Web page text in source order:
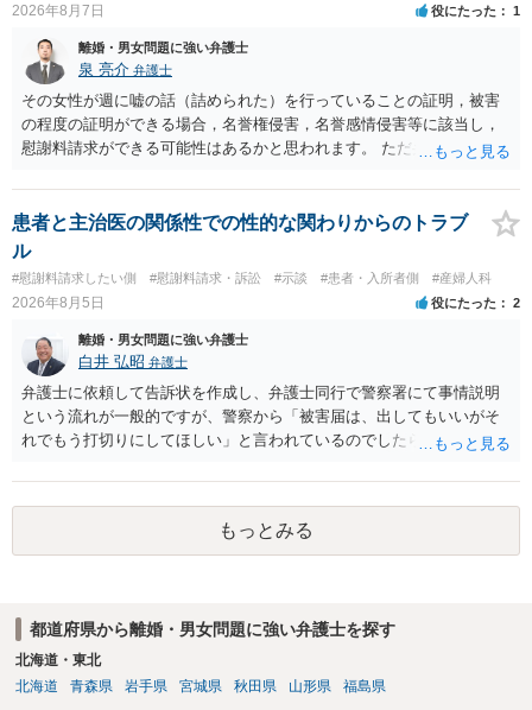
2026年8月7日 役にたった 1
離婚・男女問題に強い弁護士
泉 亮介 弁護士
その女性が週に嘘の話（詰められた）を行っていることの証明，被害
の程度の証明ができる場合，名誉権侵害，名誉感情侵害等に該当し，
慰謝料請求ができる可能性はあるかと思われます。 ただ弁護士費用を
た方が良いでしょう。
患者と主治医の関係性での性的な関わりからのトラブ
ル
#慰謝料請求したい側 #慰謝料請求・訴訟 #示談 #患者・入所者側 #産婦人科
2026年8月5日 役にたった 2
離婚・男女問題に強い弁護士
白井 弘昭 弁護士
弁護士に依頼して告訴状を作成し、弁護士同行で警察署にて事情説明
という流れが一般的ですが、警察から「被害届は、出してもいいがそ
れでもう打切りにしてほしい」と言われているのでしたら、あまり結
検察庁に訴えるのもありかもしれないですが、実際に捜査をするの
は、結局所轄だと思われますので、やはり結論は変わらないかもしれ
ないです。 一度、最寄りの「刑事に強い」とうたっている弁護士に相
談してみてはいかがでしょうか。 以上、ご参考まで。
もっとみる
都道府県から離婚・男女問題に強い弁護士を探す
北海道・東北
北海道
青森県 岩手県 宮城県 秋田県 山形県 福島県